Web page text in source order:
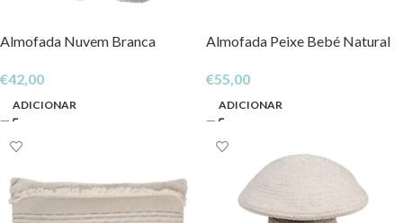
Almofada Nuvem Branca
€42,00
ADICIONAR
Almofada Peixe Bebé Natural
€55,00
ADICIONAR